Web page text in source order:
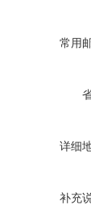
常用
详细
补充